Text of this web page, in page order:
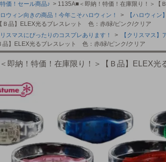
価！セール商品♪ > 1135A■＜即納！特価！在庫限り！＞【
ウィン向きの商品！今年こそハロウィン！ > 【ハロウィン
Ｂ品】ELEX光るブレスレット 色：赤/緑/ピンク/クリア
スマスにぴったりのコスプレあります！ > 【クリスマス】
品】ELEX光るブレスレット 色：赤/緑/ピンク/クリア
即納！特価！在庫限り！＞【Ｂ品】ELEX